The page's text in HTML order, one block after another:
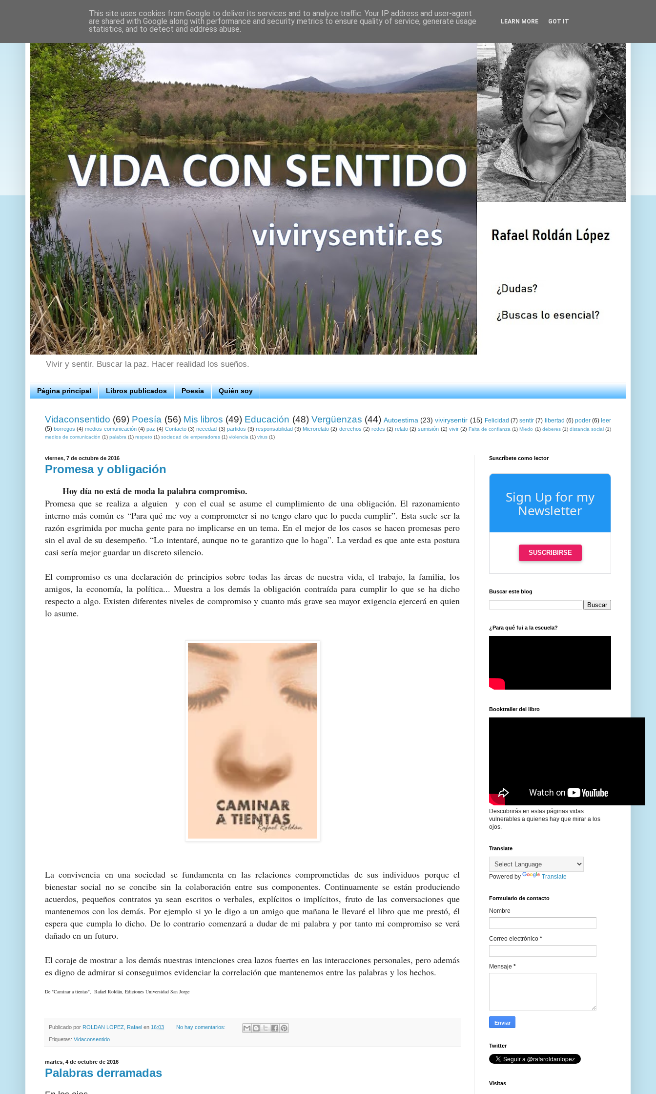
Vivir y sentir. Buscar la paz. Hacer realidad los sueños.
Página principal Libros publicados Poesia Quién soy
Vidaconsentido (69) Poesía (56) Mis libros (49) Educación (48) Vergüenzas (44) Autoestima (23) vivirysentir (15) Felicidad (7) sentir (7) libertad (6) poder (6) leer
(5) borregos (4) medios comunicación (4) paz (4) Contacto (3) necedad (3) partidos (3) responsabilidad (3) Microrelato (2) derechos (2) redes (2) relato (2) sumisión (2) vivir (2) Falta de confianza (1) Miedo (1) deberes (1) distancia social (1)
medios de comunicación (1) palabra (1) respeto (1) sociedad de emperadores (1) violencia (1) virus (1)
viernes, 7 de octubre de 2016
Promesa y obligación
Hoy día no está de moda la palabra compromiso.
Promesa que se realiza a alguien y con el cual se asume el cumplimiento de una obligación. El razonamiento
interno más común es “Para qué me voy a comprometer si no tengo claro que lo pueda cumplir”. Esta suele ser la
razón esgrimida por mucha gente para no implicarse en un tema. En el mejor de los casos se hacen promesas pero
sin el aval de su desempeño. “Lo intentaré, aunque no te garantizo que lo haga”. La verdad es que ante esta postura
casi sería mejor guardar un discreto silencio.
El compromiso es una declaración de principios sobre todas las áreas de nuestra vida, el trabajo, la familia, los
amigos, la economía, la política... Muestra a los demás la obligación contraída para cumplir lo que se ha dicho
respecto a algo. Existen diferentes niveles de compromiso y cuanto más grave sea mayor exigencia ejercerá en quien
lo asume.
La convivencia en una sociedad se fundamenta en las relaciones comprometidas de sus individuos porque el
bienestar social no se concibe sin la colaboración entre sus componentes. Continuamente se están produciendo
acuerdos, pequeños contratos ya sean escritos o verbales, explícitos o implícitos, fruto de las conversaciones que
mantenemos con los demás. Por ejemplo si yo le digo a un amigo que mañana le llevaré el libro que me prestó, él
espera que cumpla lo dicho. De lo contrario comenzará a dudar de mi palabra y por tanto mi compromiso se verá
dañado en un futuro.
El coraje de mostrar a los demás nuestras intenciones crea lazos fuertes en las interacciones personales, pero además
es digno de admirar si conseguimos evidenciar la correlación que mantenemos entre las palabras y los hechos.
De "Caminar a tientas", Rafael Roldán, Ediciones Universidad San Jorge
Publicado por ROLDAN LOPEZ, Rafael en 16:03 No hay comentarios:
Etiquetas: Vidaconsentido
martes, 4 de octubre de 2016
Palabras derramadas
Suscríbete como lector
Sign Up for my
Newsletter
SUSCRIBIRSE
Buscar este blog
¿Para qué fui a la escuela?
Booktrailer del libro
Descubrirás en estas páginas vidas
vulnerables a quienes hay que mirar a los
ojos.
Translate
Powered by Translate
Formulario de contacto
Nombre
Correo electrónico *
Mensaje *
Twitter
Visitas
This site uses cookies from Google to deliver its services and to analyze traffic. Your IP address and user-agent
are shared with Google along with performance and security metrics to ensure quality of service, generate usage
statistics, and to detect and address abuse.
LEARN MORE GOT IT